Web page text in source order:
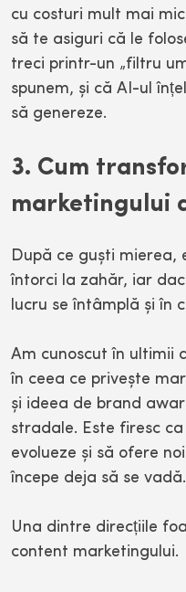
cu costuri mult mai
să te asiguri că le
treci printr-un „filtru
spunem, și că AI-ul
să genereze.
3. Cum
marketingului
După ce guști mierea,
întorci la zahăr, iar
lucru se întâmplă și în
Am cunoscut în ultimii
în ceea ce privește
și ideea de brand
stradale. Este firesc
evolueze și să ofere
începe deja să se vadă.
Una dintre direcțiile
content marketingului.